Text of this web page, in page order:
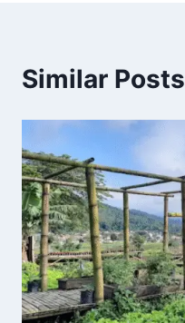
Similar Posts